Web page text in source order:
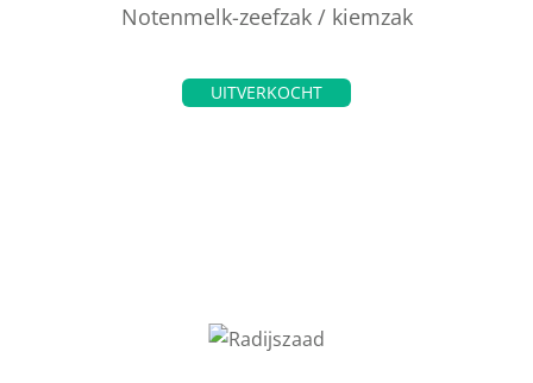
Notenmelk-zeefzak / kiemzak
UITVERKOCHT